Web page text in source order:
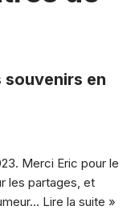
en
Merci Eric pour le
les partages, et
Lire la suite »